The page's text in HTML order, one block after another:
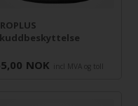
NOK incl MVA og toll